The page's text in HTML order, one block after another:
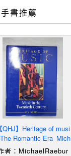
書推薦
QHJ】Heritage of musi
Romantic Era_Mich
Raeburn ; Alan Kenda
者：MichaelRaebur